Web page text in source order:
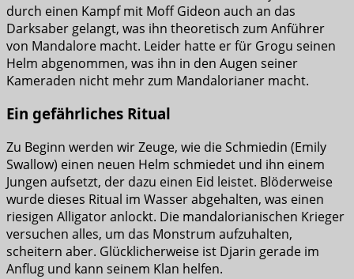
durch einen Kampf mit Moff Gideon auch an das
Darksaber gelangt, was ihn theoretisch zum Anführer
von Mandalore macht. Leider hatte er für Grogu seinen
Helm abgenommen, was ihn in den Augen seiner
Kameraden nicht mehr zum Mandalorianer macht.
Ein gefährliches Ritual
Zu Beginn werden wir Zeuge, wie die Schmiedin (Emily
Swallow) einen neuen Helm schmiedet und ihn einem
Jungen aufsetzt, der dazu einen Eid leistet. Blöderweise
wurde dieses Ritual im Wasser abgehalten, was einen
riesigen Alligator anlockt. Die mandalorianischen Krieger
versuchen alles, um das Monstrum aufzuhalten,
scheitern aber. Glücklicherweise ist Djarin gerade im
Anflug und kann seinem Klan helfen.